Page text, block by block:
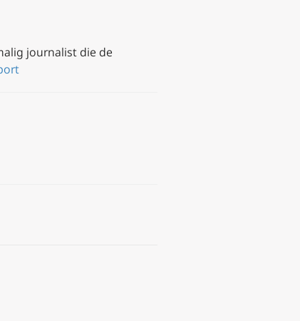
journalist die de